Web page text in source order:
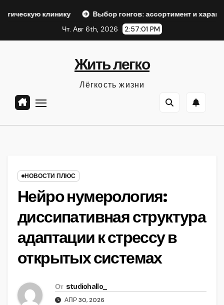
Выбор гонгов: ассортимент и характеристики
Чт. Авг 6th, 2026
2:57:03 PM
Жить легко
Лёгкость жизни
НОВОСТИ ПЛЮС
Нейро нумерология:
диссипативная структура
адаптации к стрессу в
открытых системах
От studiohallo_
АПР 30, 2026